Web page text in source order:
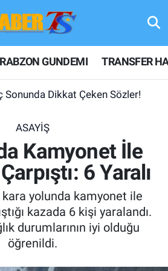
GUNDEMI TRANSFER
Sonunda Dikkat Çeken Sözler!
ASAYİŞ
Kamyonet İle
6 Yaralı
yolunda kamyonet ile
kazada 6 kişi yaralandı.
durumlarının iyi olduğu
öğrenildi.